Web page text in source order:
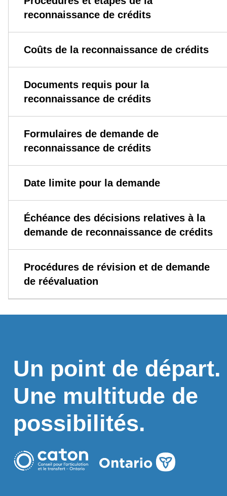
reconnaissance de crédits
Coûts de la reconnaissance de crédits
Documents requis pour la
reconnaissance de crédits
Formulaires de demande de
reconnaissance de crédits
Date limite pour la demande
Échéance des décisions relatives à la
demande de reconnaissance de crédits
Procédures de révision et de demande
de réévaluation
Un point de départ.
Une multitude de
possibilités.